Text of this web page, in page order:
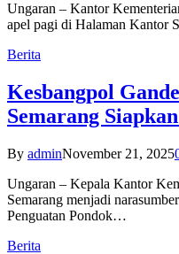
Ungaran – Kantor
apel pagi di Halaman Kantor
Berita
Kesbangpol
Semarang
By adminNovember 21, 2025
Ungaran – Kepala Kantor
Semarang menjadi
Penguatan Pondok…
Berita